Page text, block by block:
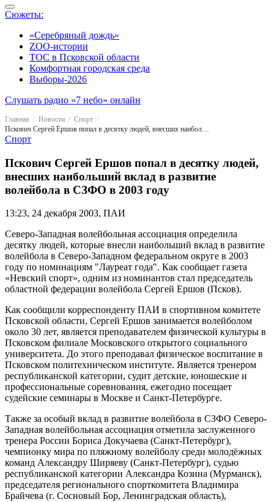
Сюжеты:
«Серебряный дождь»
ZOO-истории
ТОС в Псковской области
Комфортная городская среда
Выборы-2026
Слушать радио «7 небо» онлайн
Главная Новости
Спорт
Пскович Сергей Ершов попал в десятку людей, внесших наибольший вклад в развитие волейбола в СЗФО в 2003 году
Спорт
Пскович Сергей Ершов попал в десятку людей,
внесших наибольший вклад в развитие
волейбола в СЗФО в 2003 году
13:23, 24 декабря 2003, ПАИ
Северо-Западная волейбольная ассоциация определила
десятку людей, которые внесли наибольший вклад в развитие
волейбола в Северо-Западном федеральном округе в 2003
году по номинациям "Лауреат года". Как сообщает газета
«Невский спорт», одним из номинантов стал председатель
областной федерации волейбола Сергей Ершов (Псков).
Как сообщили корреспонденту ПАИ в спортивном комитете
Псковской области, Сергей Ершов занимается волейболом
около 30 лет, является преподавателем физической культуры в
Псковском филиале Московского открытого социального
университета. До этого преподавал физическое воспитание в
Псковском политехническом институте. Является тренером
республиканской категории, судит детские, юношеские и
профессиональные соревнования, ежегодно посещает
судейские семинары в Москве и Санкт-Петербурге.
Также за особый вклад в развитие волейбола в СЗФО Северо-
Западная волейбольная ассоциация отметила заслуженного
тренера России Бориса Докучаева (Санкт-Петербург),
чемпионку мира по пляжному волейболу среди молодёжных
команд Александру Ширяеву (Санкт-Петербург), судью
республиканской категории Александра Козина (Мурманск),
председателя регионального спорткомитета Владимира
Брайчева (г. Сосновый Бор, Ленинградская область),